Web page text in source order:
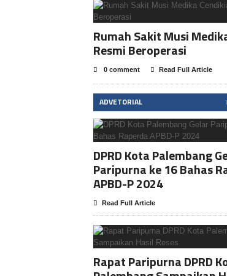
Rumah Sakit Musi
Resmi Beroperasi
0 comment Read Full Article
ADVETORIAL
DPRD Kota Palembang
Paripurna ke 16 Bahas
APBD-P 2024
Read Full Article
Rapat Paripurna DPRD